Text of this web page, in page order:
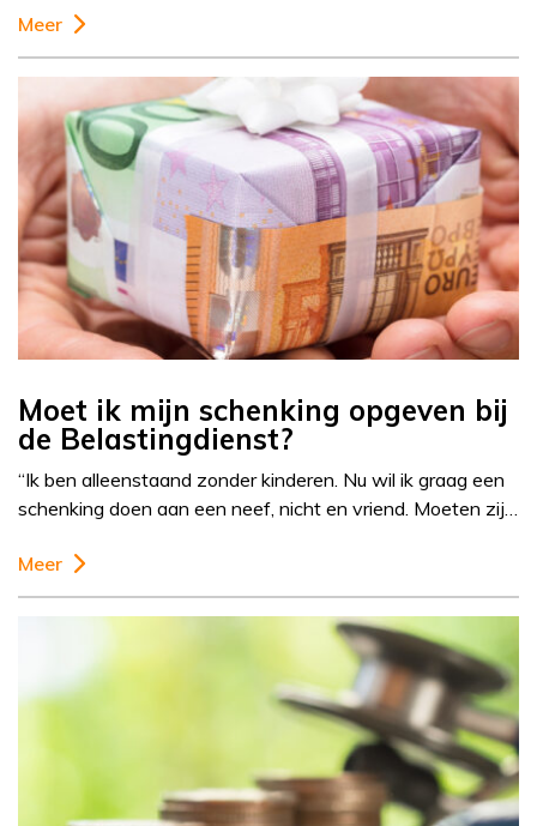
Meer
Moet ik mijn schenking opgeven bij
de Belastingdienst?
“Ik ben alleenstaand zonder kinderen. Nu wil ik graag een
schenking doen aan een neef, nicht en vriend. Moeten zij…
Meer